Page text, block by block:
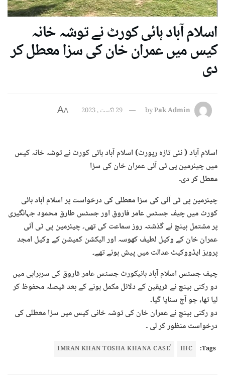
اسلام آباد ہائی کورٹ نے توشہ خانہ
کیس میں عمران خان کی سزا معطل کر
دی
byPak Admin 29 اگست , 2023 A
A
اسلام آباد ( نئی تازہ رپورٹ) اسلام آباد ہائی کورٹ نے توشہ خانہ کیس
میں چیئرمین پی ٹی آئی عمران خان کی سزا
معطل کر دی۔
چیئرمین پی ٹی آئی کی سزا معطلی کی درخواست پر اسلام آباد ہائی
کورٹ میں چیف جسٹس عامر فاروق اور جسٹس طارق محمود جہانگیری
پر مشتمل بینچ نے گذشتہ روز سماعت کی تھی۔ چیئرمین پی ٹی آئی
عمران خان کے وکیل لطیف کھوسہ اور الیکشن کمیشن کے وکیل امجد
پرویز ایڈووکیٹ عدالت میں پیش ہوئے تھے۔
چیف جسٹس اسلام آباد ہائیکورٹ جسٹس عامر فاروق کی سربراہی میں
دو رکنی بینچ نے فریقین کے دلائل مکمل ہونے کے بعد فیصلہ محفوظ کر
لیا تھا، جو آج سنایا گیا۔
دو رکنی بینچ نے عمران خان کی توشہ خانی کیس میں سزا معطلی کی
درخواست منظور کر لی ۔
Tags:
IHC ٰIMRAN KHAN TOSHA KHANA CASE